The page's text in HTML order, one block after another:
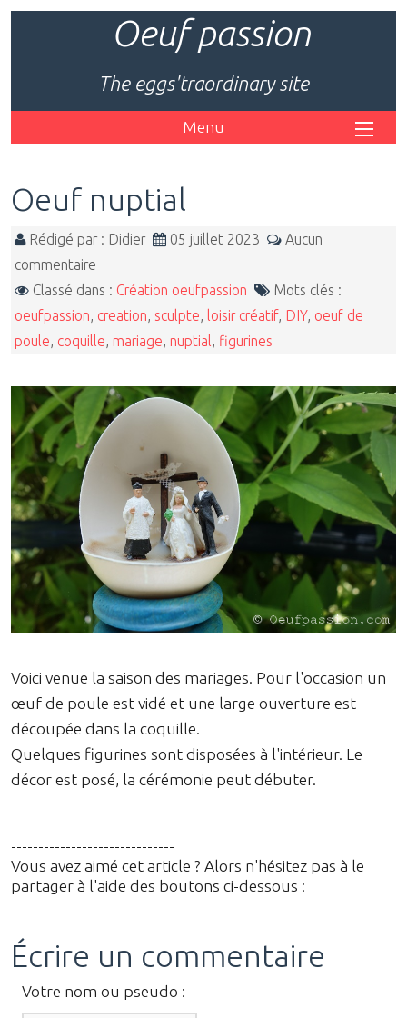
Oeuf passion
The eggs'traordinary site
Menu
Oeuf nuptial
Rédigé par : Didier 05 juillet 2023
Aucun
commentaire
Classé dans : Création oeufpassion
Mots clés :
oeufpassion creation sculpte loisir créatif, DIY, oeuf de
poule coquille mariage nuptial figurines
Voici venue la saison des mariages. Pour l'occasion un
œuf de poule est vidé et une large ouverture est
découpée dans la coquille.
Quelques figurines sont disposées à l'intérieur. Le
décor est posé, la cérémonie peut débuter.
------------------------------
Vous avez aimé cet article ? Alors n'hésitez pas à le
partager à l'aide des boutons ci-dessous :
Écrire un commentaire
Votre nom ou pseudo :